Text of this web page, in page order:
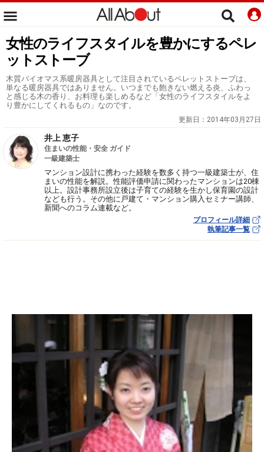
女性のライフスタイルを豊かにするペレ
ットストーブ
木質バイオマス系暖房器具として注目されているペレットストーブは、
単なる暖房器具ではありません。いつまでも飽きない燃える炎、ふわっ
と感じる木の香り、お料理も楽しめるなど「女性のライフスタイルをよ
り豊かにしてくれるもの」なのです。
更新日： 2014年03月27日
井上 恵子
住まいの性能・安全 ガイド
一級建築士
マンション設計に携わった経験を数多く持つ一級建築士が、住
まいの性能を解説。性能評価申請に関わったマンションは20棟
以上。設計事務所設立後は子育ての経験を生かし保育園の設計
なども行う。その他に戸建て・マンション購入セミナー講師、
新聞へのコラム連載など。
プロフィール詳細
執筆記事一覧